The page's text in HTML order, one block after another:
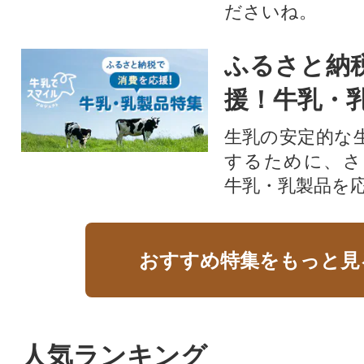
ださいね。
ふるさと納
援！牛乳・
生乳の安定的な
するために、
牛乳・乳製品を
おすすめ特集をもっと
人気ランキング